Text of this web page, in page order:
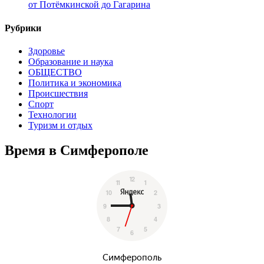
от Потёмкинской до Гагарина
Рубрики
Здоровье
Образование и наука
ОБЩЕСТВО
Политика и экономика
Происшествия
Спорт
Технологии
Туризм и отдых
Время в Симферополе